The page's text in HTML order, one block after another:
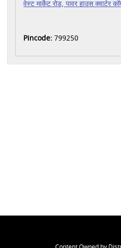
वेस्ट मार्केट रोड, पावर हाउस क्वार्टर
Pincode:799250